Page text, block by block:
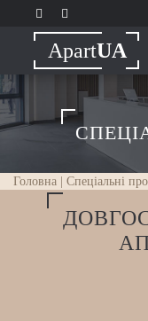
ApartUA
Головна | Спеціальні